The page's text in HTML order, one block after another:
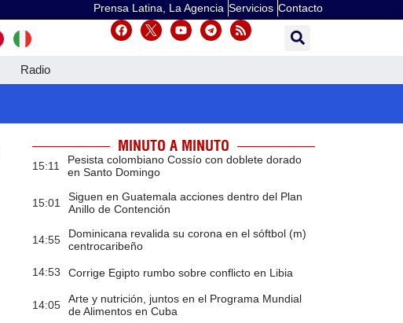
Prensa Latina, La Agencia Servicios Contacto
Radio
MINUTO A MINUTO
15:11
Pesista colombiano Cossío con doblete dorado
en Santo Domingo
15:01
Siguen en Guatemala acciones dentro del Plan
Anillo de Contención
14:55
Dominicana revalida su corona en el sóftbol (m)
centrocaribeño
14:53 Corrige Egipto rumbo sobre conflicto en Libia
14:05
Arte y nutrición, juntos en el Programa Mundial
de Alimentos en Cuba